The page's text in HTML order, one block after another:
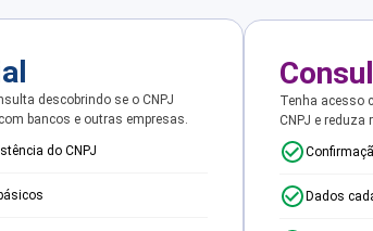
descobrindo se o CNPJ
bancos e outras empresas.
do CNPJ
Tenha acesso
CNPJ e reduza
Dados